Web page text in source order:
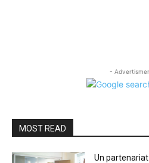
-
MOST READ
Un